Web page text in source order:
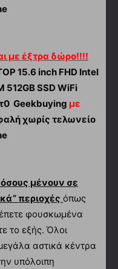
με έξτρα δώρο!!!!
15.6 inch FHD Intel
512GB SSD WiFi
Geekbuying με
χωρίς τελωνείο
μένουν σε
περιοχές όπως
φουσκωμένα
το εξής. Όλοι
αστικά κέντρα
υπόλοιπη